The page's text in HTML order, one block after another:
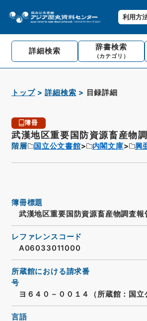
利用方
詳細検索 辞書検索
（カテゴリ）
トップ 詳細検索 目録詳細
簿冊
武漢地区重要国防資源畜産物
階層 国立公文書館 内閣文庫 興
簿冊標題
武漢地区重要国防資源畜産物調査報
レファレンスコード
A06033011000
所蔵館における請求番
号
ヨ６４０－００１４（所蔵館：国立
言語